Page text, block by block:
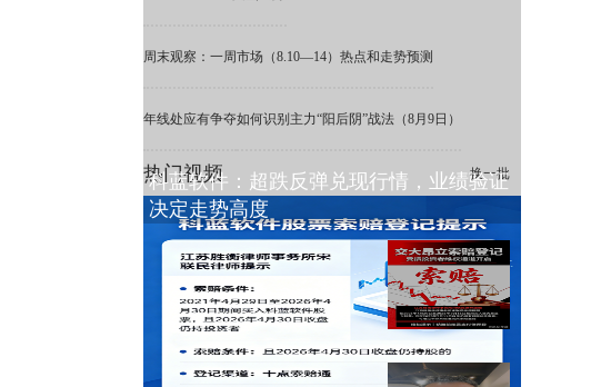
周末观察：一周市场（8.10—14）热点和走势预测
年线处应有争夺如何识别主力“阳后阴”战法（8月9日）
热门视频 换一批
科蓝软件：超跌反弹兑现行情，业绩验证
决定走势高度
ST 交大昂立：利空出清，困境
之下重估价值
8月9日复盘，非农不及预期，